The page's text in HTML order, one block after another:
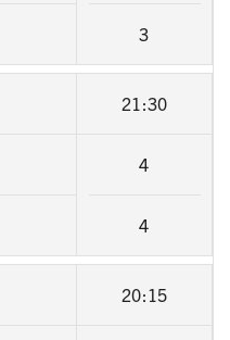
3
21:30
4
4
20:15